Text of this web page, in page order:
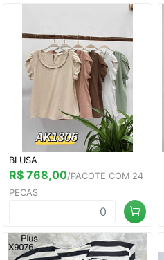
BLUSA
R$ 768,00/PACOTE COM 24
PECAS